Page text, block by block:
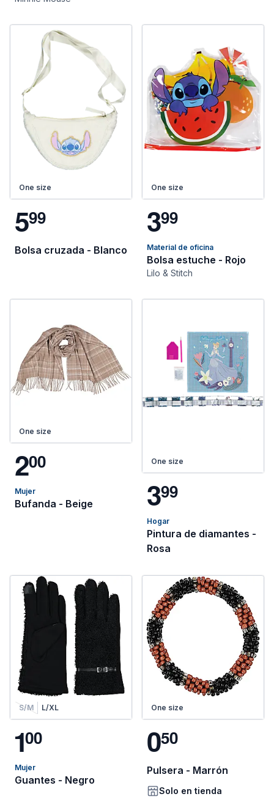
One size
599
Bolsa cruzada - Blanco
One size
399
Material de oficina
Bolsa estuche - Rojo
Lilo & Stitch
One size
200
Mujer
Bufanda - Beige
One size
399
Hogar
Pintura de diamantes -
Rosa
S/M L/XL
100
Mujer
Guantes - Negro
One size
050
Pulsera - Marrón
Solo en tienda